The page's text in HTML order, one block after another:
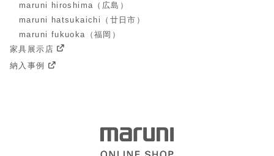
maruni hiroshima（広島）
maruni hatsukaichi（廿日市）
maruni fukuoka（福岡）
家具展示店
納入事例